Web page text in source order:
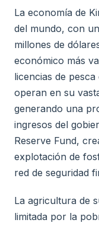
La economía de
del mundo, con
millones de
económico más
licencias de
operan en su
generando una
ingresos del
Reserve Fund,
explotación de
red de seguridad
La agricultura de
limitada por la